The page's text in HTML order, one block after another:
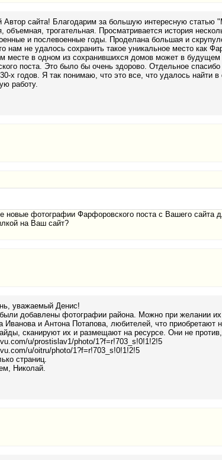
Автор сайта! Благодарим за большую интересную статью
объемная, трогательная. Просматривается история
и послевоенные годы. Проделана большая и
нам не удалось сохранить такое уникальное место как
месте в одном из сохранившихся домов может в будущем
поста. Это было бы очень здорово. Отдельное
х годов. Я так понимаю, что это все, что удалось найти
работу.
фотографии Фарфоровского поста с Вашего сайта
на Ваш сайт?
уважаемый Денис!
добавлены фотографии района. Можно при желании их
Иванова и Антона Потапова, любителей, что приобретают
сканируют их и размещают на ресурсе. Они не
u/prostislav1/photo/1?f=r!703_s!0!1!2!5
u/oitru/photo/1?f=r!703_s!0!1!2!5
страниц.
Николай.